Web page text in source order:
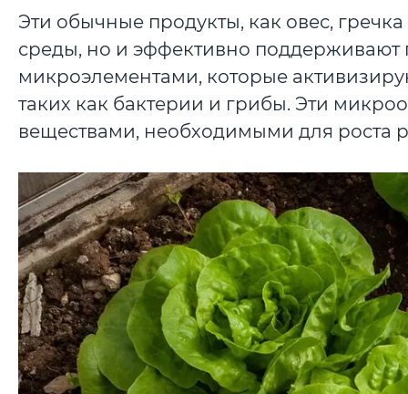
Эти обычные продукты, как овес,
среды, но и эффективно
микроэлементами, которые
таких как бактерии и грибы. Эти
веществами, необходимыми для роста